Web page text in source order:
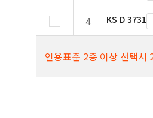
4
KS D 3731
인용표준 2종 이상 선택시